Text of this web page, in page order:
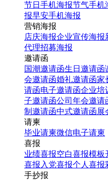
节日手机海报节气手机
报早安手机海报
营销海报
店庆海报企业宣传海报
代理招募海报
邀请函
国潮邀请函生日邀请函
会邀请函婚礼邀请函家
请函电子邀请函企业培
子邀请函公司年会邀请
制邀请函中式邀请函展
请柬
毕业请柬微信电子请柬
喜报
业绩喜报空白喜报模板
喜报 入党喜报个人喜报
手抄报